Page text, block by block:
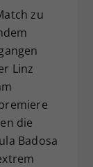
zu
Linz
die
Badosa
eine
die
falls der